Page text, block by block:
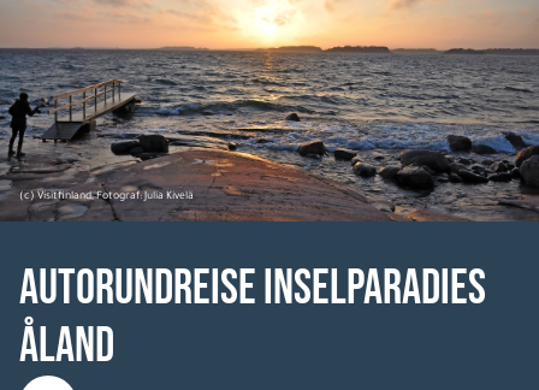
(c) Visitfinland, Fotograf: Julia Kivelä
Autorundreise Inselparadies
Åland